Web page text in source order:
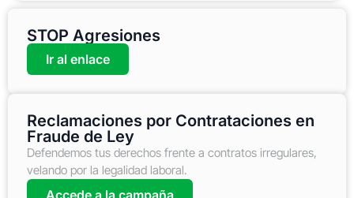
STOP Agresiones
Ir al enlace
Reclamaciones por Contrataciones en
Fraude de Ley
Defendemos tus derechos frente a contratos irregulares,
velando por la legalidad laboral.
Accede a la campaña